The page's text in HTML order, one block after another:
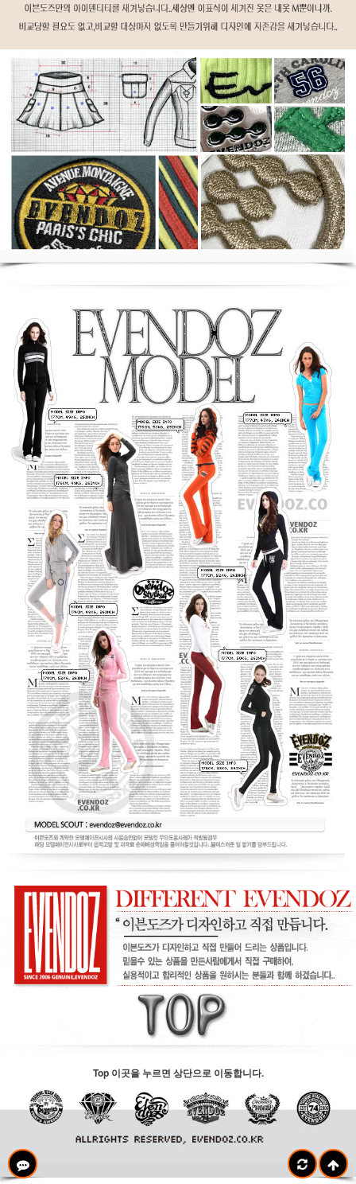
Top 이곳을 누르면 상단으로 이동합니다.